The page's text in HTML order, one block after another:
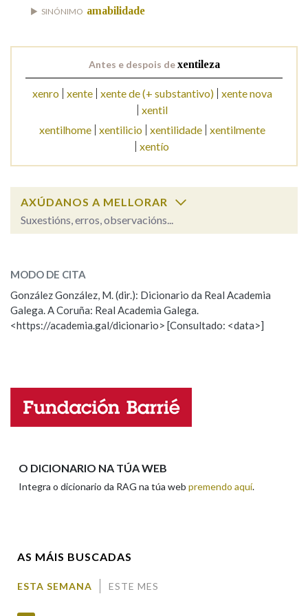
OUTRAS OPCIÓNS DE BUSCA
Marcas gramaticais
SINÓNIMO amabilidade
Antes e despois dexentileza
xenro xente xente de (+ substantivo) xente nova
xentil
xentilhome xentilicio xentilidade xentilmente
xentío
AXÚDANOS A MELLORAR
Suxestións, erros, observacións...
ESCOLLE UNHA OPCIÓN:
Observación Hai un erro na palabra
Propoño mellorar a definición
Nome
MODO DE CITA
González González, M. (dir.): Dicionario da Real Academia
Galega. A Coruña: Real Academia Galega.
<https://academia.gal/dicionario> [Consultado: <data>]
O DICIONARIO NA TÚA WEB
Integra o dicionario da RAG na túa web premendo aquí.
AS MÁIS BUSCADAS
ESTA SEMANA ESTE MES